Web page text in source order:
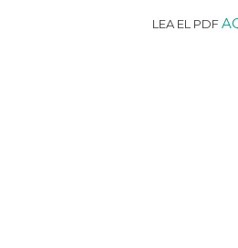
LEA EL PDF